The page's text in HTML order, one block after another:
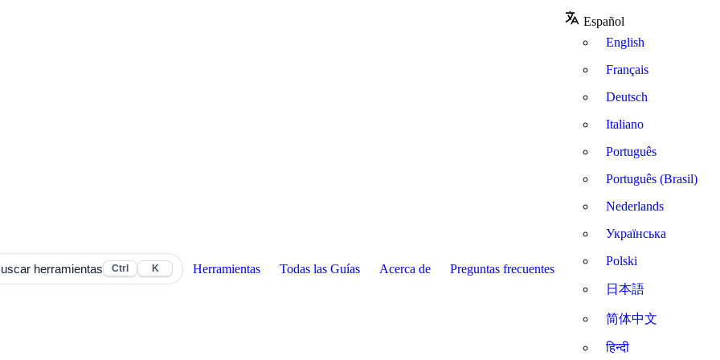
herramientas Ctrl K Herramientas Todas las Guías Acerca de Preguntas frecuentes
Español
English
Français
Deutsch
Italiano
Português
Português (Brasil)
Nederlands
Українська
Polski
日本語
简体中文
हिन्दी